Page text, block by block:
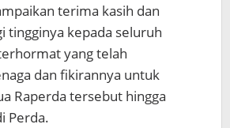
terima kasih dan
tingginya kepada seluruh
yang telah
dan fikirannya untuk
Raperda tersebut hingga
Perda.